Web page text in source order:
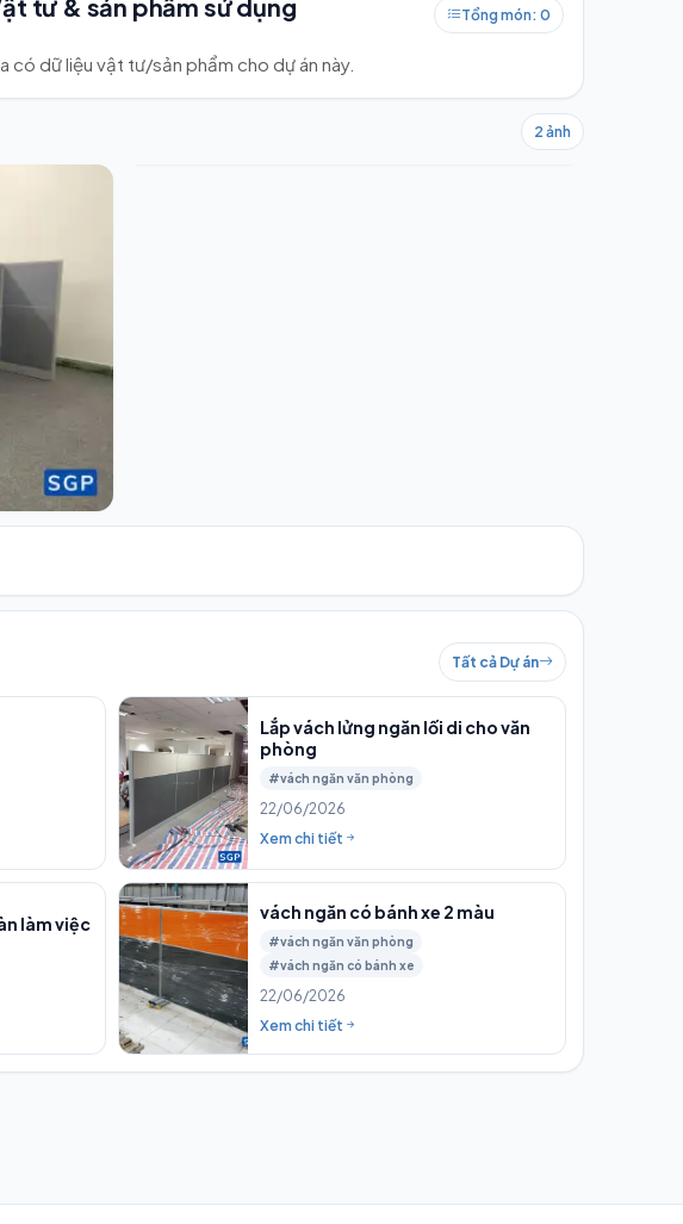
tư & sản phẩm sử dụng Tổng món: 0
có dữ liệu vật tư/sản phẩm cho dự án này.
2 ảnh
Tất cả Dự án
Lắp vách lửng ngăn lối di cho văn
phòng
#vách ngăn văn phòng
22/06/2026
Xem chi tiết
làm việc
vách ngăn có bánh xe 2 màu
#vách ngăn văn phòng
#vách ngăn có bánh xe
22/06/2026
Xem chi tiết